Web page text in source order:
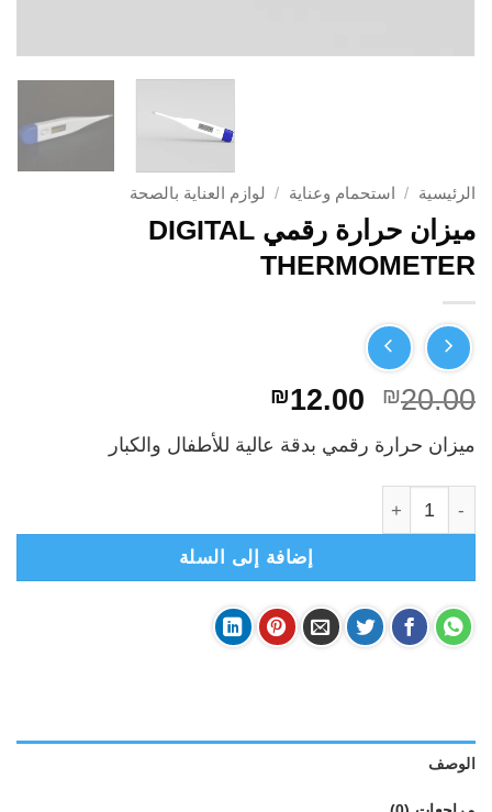
الرئيسية / استحمام وعناية / لوازم العناية بالصحة
ميزان حرارة رقمي DIGITAL
THERMOMETER
₪20.00
السعر
هو:
₪12.00 السعر
الحالي
هو:
ميزان حرارة رقمي بدقة عالية للأطفال والكبار
إضافة إلى السلة
الوصف